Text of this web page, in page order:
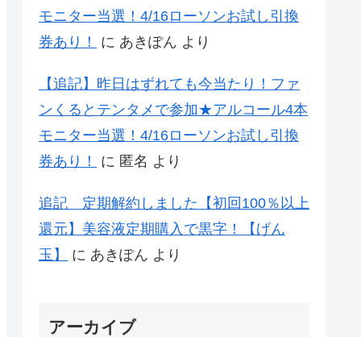
モニター当選！4/16ローソンお試し引換
券あり！
に あきぽん より
【追記】昨日はずれても今当たり！ファ
ンくるとテンタメで参加★アルコール4本
モニター当選！4/16ローソンお試し引換
券あり！
に 匿名 より
追記 定期解約しました【初回100％以上
還元】美容液定期購入で黒字！【げん
玉】
に あきぽん より
アーカイブ